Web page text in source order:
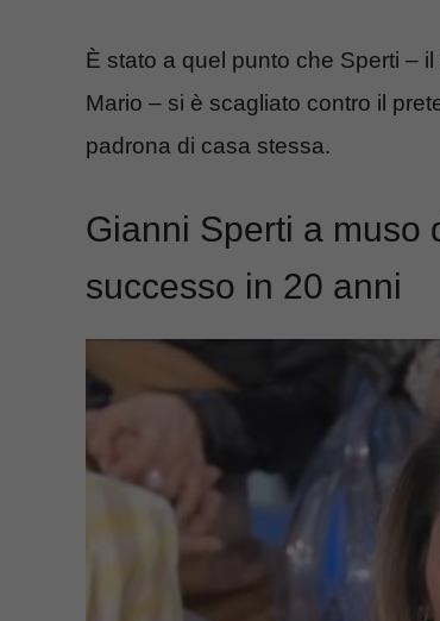
È stato a quel punto che Sperti –
Mario – si è scagliato contro il
padrona di casa stessa.
Gianni Sperti a muso
successo in 20 anni